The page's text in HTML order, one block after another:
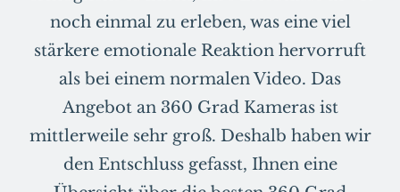
noch einmal zu erleben, was eine viel
stärkere emotionale Reaktion hervorruft
als bei einem normalen Video. Das
Angebot an 360 Grad Kameras ist
mittlerweile sehr groß. Deshalb haben wir
den Entschluss gefasst, Ihnen eine